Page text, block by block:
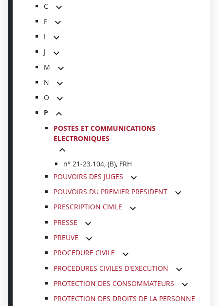
C
F
I
J
M
N
O
P
POSTES ET COMMUNICATIONS
ELECTRONIQUES
n° 21-23.104, (B), FRH
POUVOIRS DES JUGES
POUVOIRS DU PREMIER PRESIDENT
PRESCRIPTION CIVILE
PRESSE
PREUVE
PROCEDURE CIVILE
PROCEDURES CIVILES D'EXECUTION
PROTECTION DES CONSOMMATEURS
PROTECTION DES DROITS DE LA PERSONNE